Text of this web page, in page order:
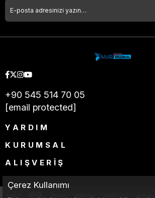
+90 545 514 70 05
[email protected]
YARDIM
KURUMSAL
ALIŞVERİŞ
Çerez Kullanımı